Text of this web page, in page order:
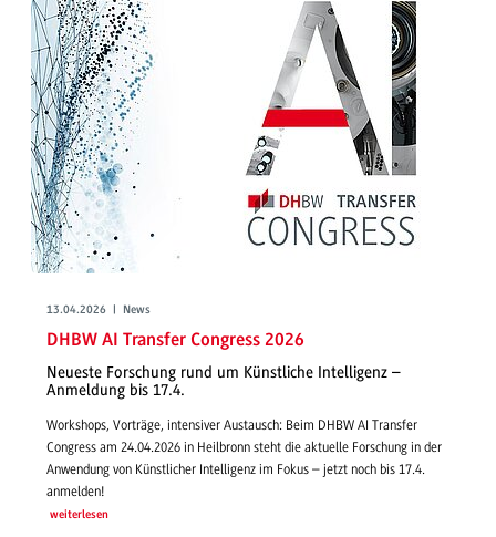
13.04.2026 | News
DHBW AI Transfer Congress 2026
Neueste Forschung rund um Künstliche Intelligenz –
Anmeldung bis 17.4.
Workshops, Vorträge, intensiver Austausch: Beim DHBW AI Transfer
Congress am 24.04.2026 in Heilbronn steht die aktuelle Forschung in der
Anwendung von Künstlicher Intelligenz im Fokus – jetzt noch bis 17.4.
anmelden!
weiterlesen